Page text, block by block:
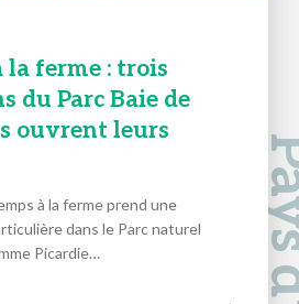
la ferme : trois
du Parc Baie de
ouvrent leurs
à la ferme prend une
dans le Parc naturel
Picardie…